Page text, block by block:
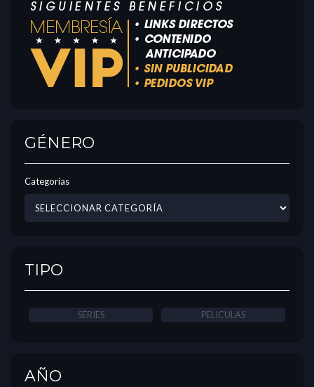
GÉNERO
Categorías
TIPO
SERIES PELICULAS
AÑO